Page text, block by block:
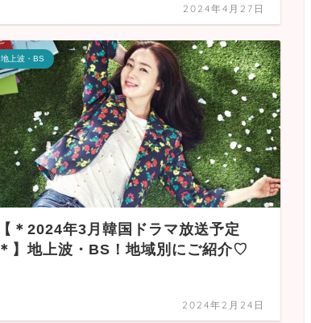
2024年4月27日
地上波・BS
【＊2024年3月韓国ドラマ放送予定
＊】地上波・BS！地域別にご紹介♡
2024年2月24日